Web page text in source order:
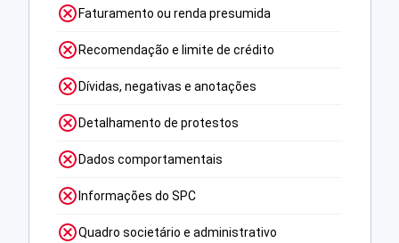
Faturamento ou renda presumida
Recomendação e limite de crédito
Dívidas, negativas e anotações
Detalhamento de protestos
Dados comportamentais
Informações do SPC
Quadro societário e administrativo